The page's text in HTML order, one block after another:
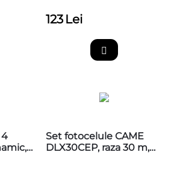
123 Lei
4
Set fotocelule CAME
DLX30CEP, raza 30 m,